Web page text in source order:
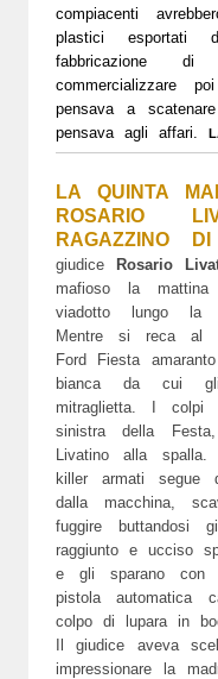
compiacenti
plastici esportati
fabbricazione
pensava a
pensava agli affari.
LA QUINTA
ROSARIO
RAGAZZINO
giudice
Rosario
mafioso la
viadotto lungo la
Mentre si reca al
Ford Fiesta
bianca da cui
mitraglietta. I colpi
sinistra della
Livatino alla
killer armati
dalla macchina,
fuggire buttandosi
raggiunto e ucciso
e gli sparano con
pistola automatica
colpo di lupara in
Il giudice aveva
impressionare la